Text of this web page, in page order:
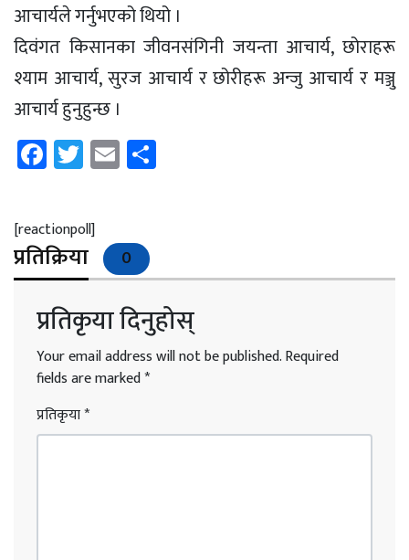
आचार्यले गर्नुभएको थियो ।
दिवंगत किसानका जीवनसंगिनी जयन्ता आचार्य, छोराहरू
श्याम आचार्य, सुरज आचार्य र छोरीहरू अन्जु आचार्य र मञ्जु
आचार्य हुनुहुन्छ ।
Facebook
Twitter
Email
[reactionpoll]
प्रतिक्रिया 0
प्रतिकृया दिनुहोस्
Your email address will not be published.Required
fields are marked*
प्रतिकृया*